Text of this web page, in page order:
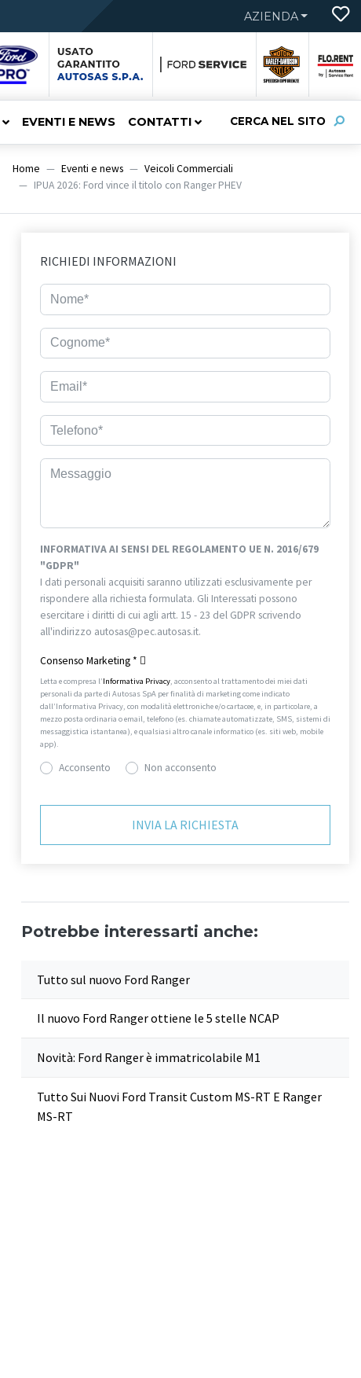
AZIENDA
CERCA NEL SITO
EVENTI E NEWS CONTATTI
Home Eventi e news
Veicoli Commerciali
IPUA 2026: Ford vince il titolo con Ranger PHEV
RICHIEDI INFORMAZIONI
INFORMATIVA AI SENSI DEL REGOLAMENTO UE N. 2016/679
"GDPR"
I dati personali acquisiti saranno utilizzati esclusivamente per
rispondere alla richiesta formulata. Gli Interessati possono
esercitare i diritti di cui agli artt. 15 - 23 del GDPR scrivendo
all'indirizzo autosas@pec.autosas.it.
Consenso Marketing *
Letta e compresa l’Informativa Privacy, acconsento al trattamento dei miei dati
personali da parte di Autosas SpA per finalità di marketing come indicato
dall’Informativa Privacy, con modalità elettroniche e/o cartacee, e, in particolare, a
mezzo posta ordinaria o email, telefono (es. chiamate automatizzate, SMS, sistemi di
messaggistica istantanea), e qualsiasi altro canale informatico (es. siti web, mobile
app).
Acconsento Non acconsento
Potrebbe interessarti anche:
Tutto sul nuovo Ford Ranger
Il nuovo Ford Ranger ottiene le 5 stelle NCAP
Novità: Ford Ranger è immatricolabile M1
Tutto Sui Nuovi Ford Transit Custom MS-RT E Ranger
MS-RT